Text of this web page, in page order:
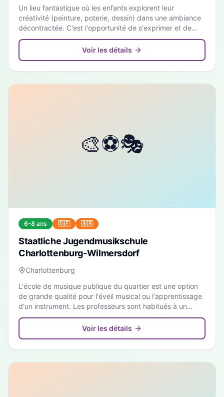
Un lieu fantastique où les enfants explorent leur
créativité (peinture, poterie, dessin) dans une ambiance
décontractée. C'est l'opportunité de s'exprimer et de
pratiquer l'allemand de manière ludique.
Voir les détails
6-8 ans 🇩🇪 🇬🇧
Staatliche Jugendmusikschule
Charlottenburg-Wilmersdorf
Charlottenburg
L'école de musique publique du quartier est une option
de grande qualité pour l'éveil musical ou l'apprentissage
d'un instrument. Les professeurs sont habitués à un
public international.
Voir les détails